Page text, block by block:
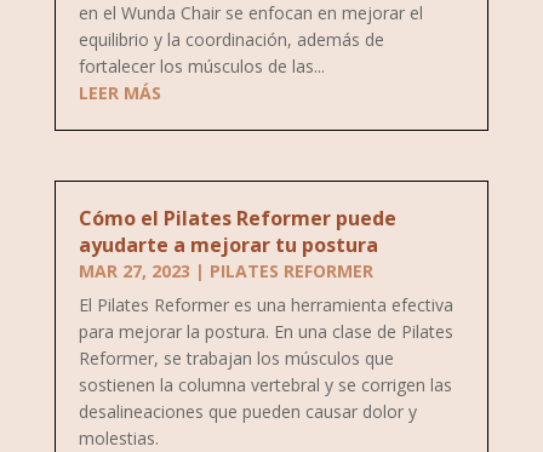
en el Wunda Chair se enfocan en mejorar el
equilibrio y la coordinación, además de
fortalecer los músculos de las...
LEER MÁS
Cómo el Pilates Reformer puede
ayudarte a mejorar tu postura
MAR 27, 2023 | PILATES REFORMER
El Pilates Reformer es una herramienta efectiva
para mejorar la postura. En una clase de Pilates
Reformer, se trabajan los músculos que
sostienen la columna vertebral y se corrigen las
desalineaciones que pueden causar dolor y
molestias.